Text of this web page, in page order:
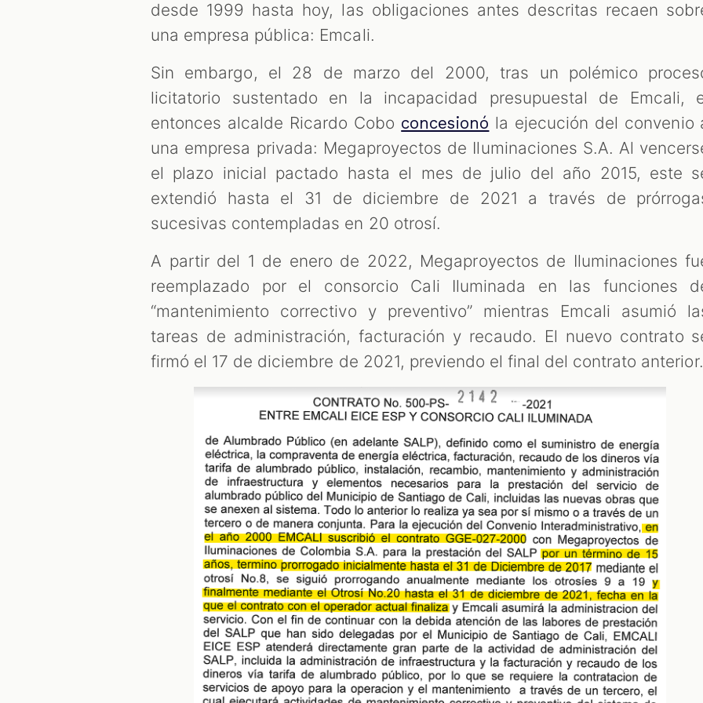
desde 1999 hasta hoy, las obligaciones antes descritas recaen
una empresa pública: Emcali.
Sin embargo, el 28 de marzo del 2000, tras un polémico
licitatorio sustentado en la incapacidad presupuestal de Emcali,
entonces alcalde Ricardo Cobo concesionó la ejecución del convenio
una empresa privada: Megaproyectos de Iluminaciones S.A. Al
el plazo inicial pactado hasta el mes de julio del año 2015, este
extendió hasta el 31 de diciembre de 2021 a través de
sucesivas contempladas en 20 otrosí.
A partir del 1 de enero de 2022, Megaproyectos de Iluminaciones
reemplazado por el consorcio Cali Iluminada en las funciones
“mantenimiento correctivo y preventivo” mientras Emcali asumió
tareas de administración, facturación y recaudo. El nuevo contrato
firmó el 17 de diciembre de 2021, previendo el final del contrato anterior.